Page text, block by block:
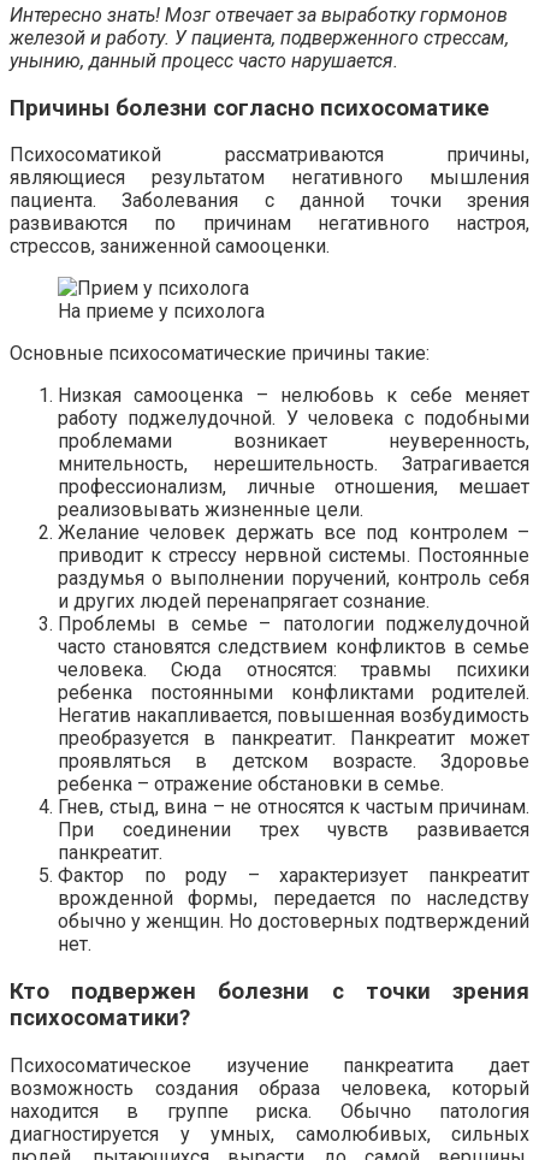
Интересно знать! Мозг отвечает за выработку гормонов
железой и работу. У пациента, подверженного стрессам,
унынию, данный процесс часто нарушается.
Причины болезни согласно психосоматике
Психосоматикой рассматриваются причины,
являющиеся результатом негативного мышления
пациента. Заболевания с данной точки зрения
развиваются по причинам негативного настроя,
стрессов, заниженной самооценки.
На приеме у психолога
Основные психосоматические причины такие:
Низкая самооценка – нелюбовь к себе меняет
работу поджелудочной. У человека с подобными
проблемами возникает неуверенность,
мнительность, нерешительность. Затрагивается
профессионализм, личные отношения, мешает
реализовывать жизненные цели.
Желание человек держать все под контролем –
приводит к стрессу нервной системы. Постоянные
раздумья о выполнении поручений, контроль себя
и других людей перенапрягает сознание.
Проблемы в семье – патологии поджелудочной
часто становятся следствием конфликтов в семье
человека. Сюда относятся: травмы психики
ребенка постоянными конфликтами родителей.
Негатив накапливается, повышенная возбудимость
преобразуется в панкреатит. Панкреатит может
проявляться в детском возрасте. Здоровье
ребенка – отражение обстановки в семье.
Гнев, стыд, вина – не относятся к частым причинам.
При соединении трех чувств развивается
панкреатит.
Фактор по роду – характеризует панкреатит
врожденной формы, передается по наследству
обычно у женщин. Но достоверных подтверждений
нет.
Кто подвержен болезни с точки зрения
психосоматики?
Психосоматическое изучение панкреатита дает
возможность создания образа человека, который
находится в группе риска. Обычно патология
диагностируется у умных, самолюбивых, сильных